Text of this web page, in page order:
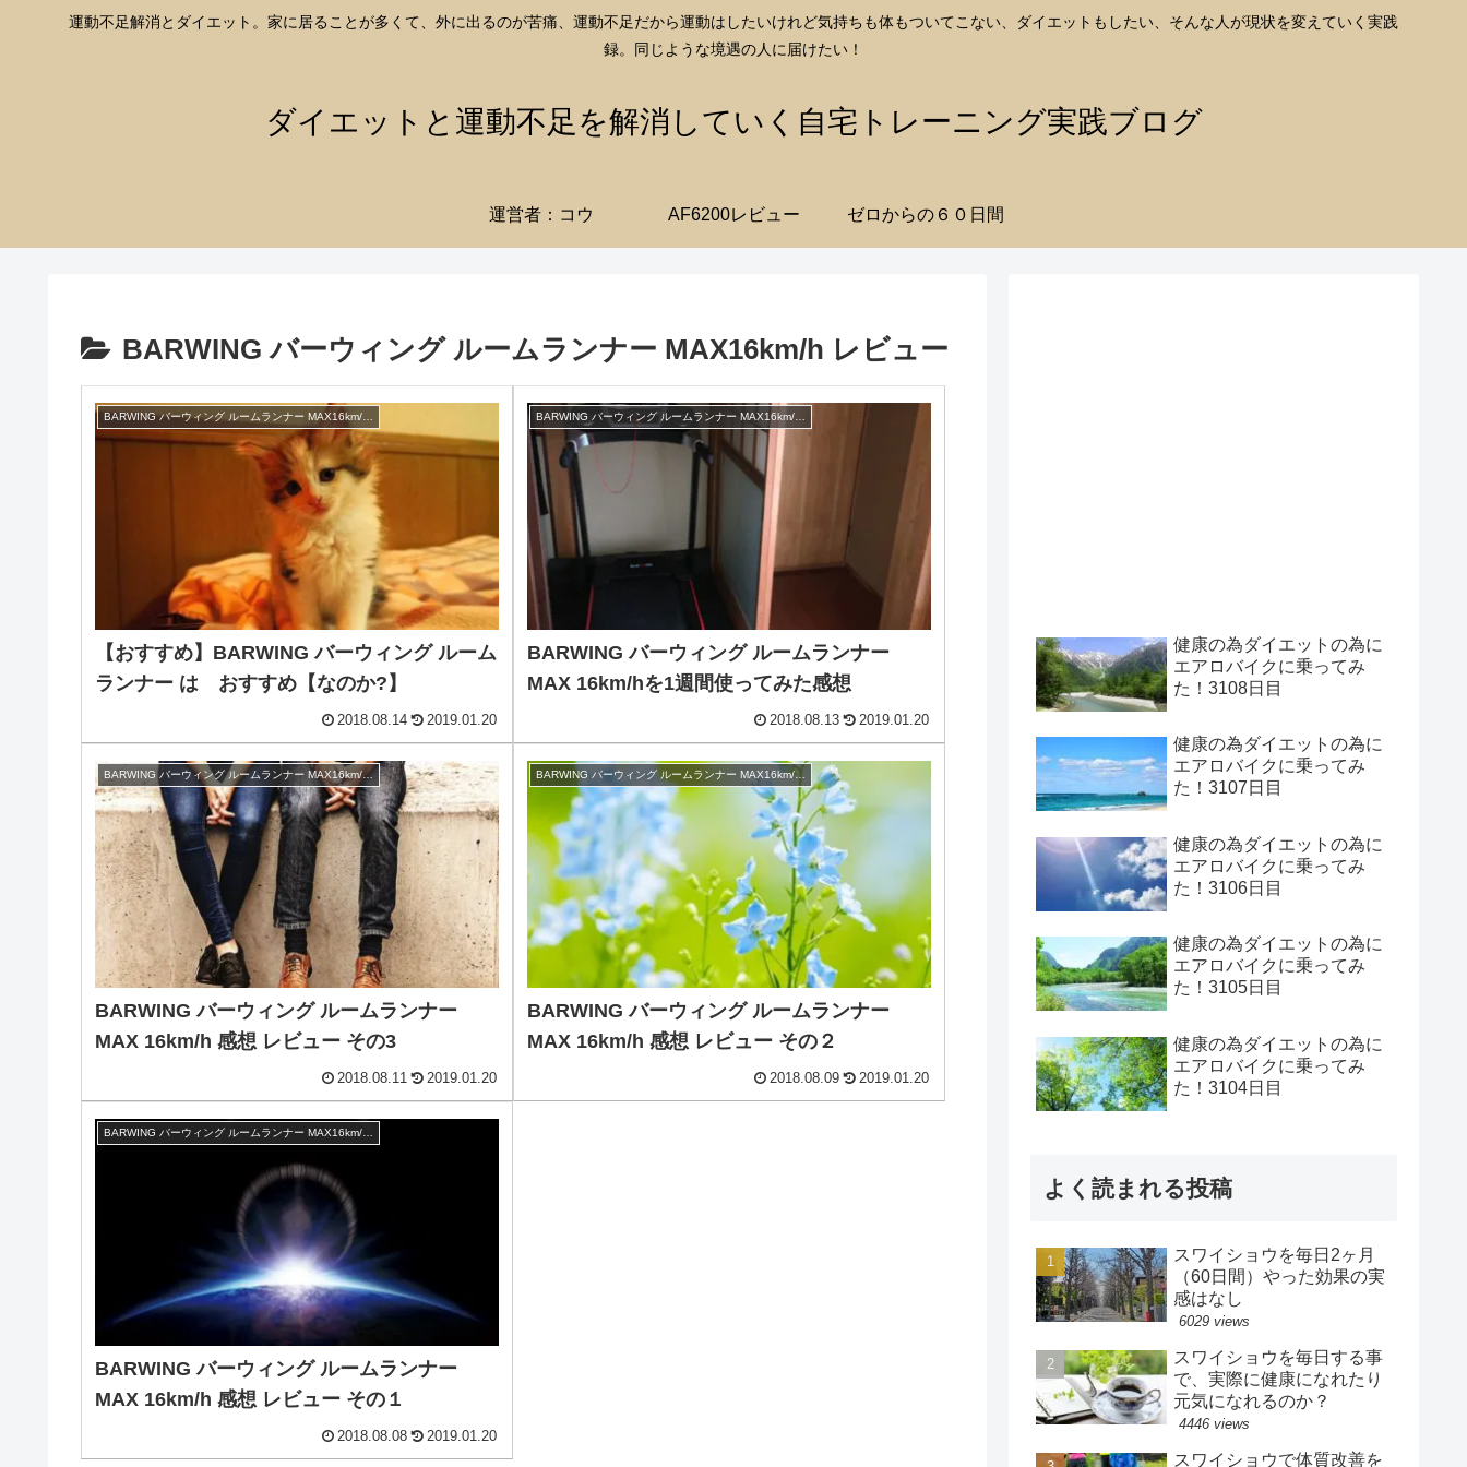
運動不足解消とダイエット。家に居ることが多くて、外に出るのが苦痛、運動不足だから運動はしたいけれど気持ちも体もついてこない、ダイエットもしたい、そんな人が現状を変えていく実践
録。同じような境遇の人に届けたい！
ダイエットと運動不足を解消していく自宅トレーニング実践ブログ
運営者：コウ AF6200レビュー ゼロからの６０日間
BARWING バーウィング ルームランナー MAX16km/h レビュー
【おすすめ】BARWING バーウィング ルーム
ランナー は おすすめ【なのか?】
2018.08.14 2019.01.20
BARWING バーウィング ルームランナー
MAX 16km/hを1週間使ってみた感想
2018.08.13 2019.01.20
BARWING バーウィング ルームランナー MAX16km/h レビュー
BARWING バーウィング ルームランナー
MAX 16km/h 感想 レビュー その3
2018.08.11 2019.01.20
BARWING バーウィング ルームランナー MAX16km/h レビュー
BARWING バーウィング ルームランナー
MAX 16km/h 感想 レビュー その２
2018.08.09 2019.01.20
BARWING バーウィング ルームランナー MAX16km/h レビュー
BARWING バーウィング ルームランナー
MAX 16km/h 感想 レビュー その１
2018.08.08 2019.01.20
健康の為ダイエットの為に
エアロバイクに乗ってみ
た！3108日目
健康の為ダイエットの為に
エアロバイクに乗ってみ
た！3107日目
健康の為ダイエットの為に
エアロバイクに乗ってみ
た！3106日目
健康の為ダイエットの為に
エアロバイクに乗ってみ
た！3105日目
健康の為ダイエットの為に
エアロバイクに乗ってみ
た！3104日目
よく読まれる投稿
スワイショウを毎日2ヶ月
（60日間）やった効果の実
感はなし
6029 views
スワイショウを毎日する事
で、実際に健康になれたり
元気になれるのか？
4446 views
スワイショウで体質改善を